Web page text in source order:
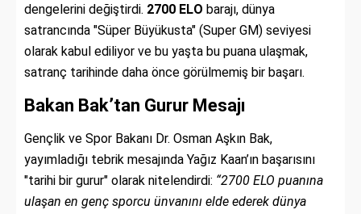
dengelerini değiştirdi. 2700 ELO barajı, dünya
satrancında "Süper Büyükusta" (Super GM) seviyesi
olarak kabul ediliyor ve bu yaşta bu puana ulaşmak,
satranç tarihinde daha önce görülmemiş bir başarı.
Bakan Bak’tan Gurur Mesajı
Gençlik ve Spor Bakanı Dr. Osman Aşkın Bak,
yayımladığı tebrik mesajında Yağız Kaan’ın başarısını
"tarihi bir gurur" olarak nitelendirdi: “2700 ELO puanına
ulaşan en genç sporcu ünvanını elde ederek dünya